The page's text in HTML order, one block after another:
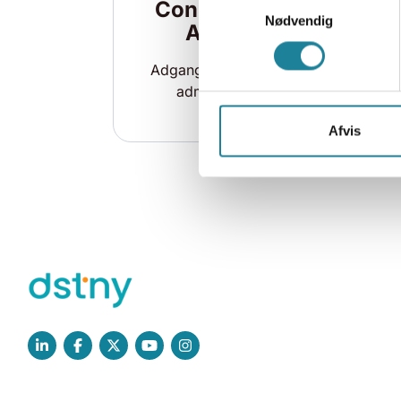
Nødvendig
Afvis
Connect 3.0
Admin
Adgang til dit firmas
admin portal